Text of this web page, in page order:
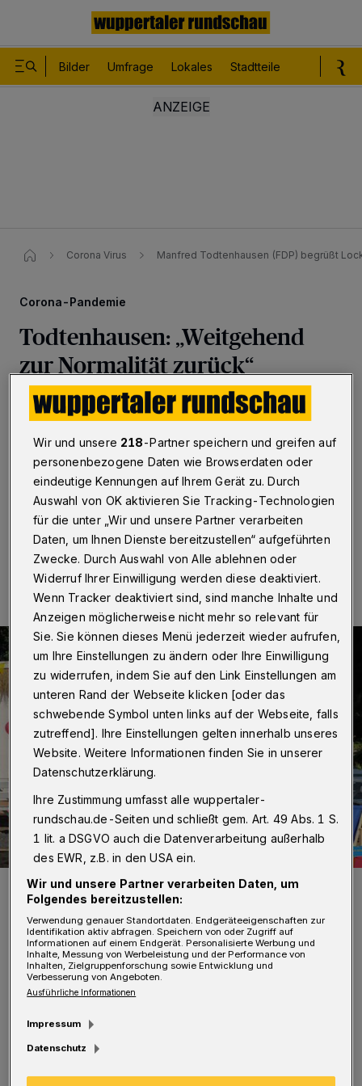
Bilder Umfrage Lokales Stadtteile
Corona Virus Manfred Todtenhausen (FDP) begrüßt
Corona-Pandemie
Todtenhausen: „Weitgehend
zur Normalität zurück“
Wuppertal ·Der Wuppertaler FDP-
Bundestagsabgeordnete Manfred Todtenhausen
unterstützt das am Freitag (18. März 2022) vom
Bundestag mit den Stimmen von SPD, Grünen und FDP
beschlossene Gesetz zur Änderung des
Infektionsschutzgesetzes und weiterer Vorschriften.
18.03.2022 , 15:00 Uhr Eine Minute Lesezeit
Manfred Todtenhausen (li.) mit FDP-Chef Christian Lindner (Bild aus
dem Wahlkampf im September 2021).
„Mit dem neuen Infektionsschutzgesetz
kehren wir weitgehend zur Normalität
Wir und unsere 218-Partner speichern und greifen auf
personenbezogene Daten wie Browserdaten oder
eindeutige Kennungen auf Ihrem Gerät zu. Durch
Auswahl von OK aktivieren Sie Tracking-Technologien
für die unter „Wir und unsere Partner verarbeiten
Daten, um Ihnen Dienste bereitzustellen“ aufgeführten
Zwecke. Durch Auswahl von Alle ablehnen oder
Widerruf Ihrer Einwilligung werden diese deaktiviert.
Wenn Tracker deaktiviert sind, sind manche Inhalte und
Anzeigen möglicherweise nicht mehr so relevant für
Sie. Sie können dieses Menü jederzeit wieder aufrufen,
um Ihre Einstellungen zu ändern oder Ihre Einwilligung
zu widerrufen, indem Sie auf den Link Einstellungen am
unteren Rand der Webseite klicken [oder das
schwebende Symbol unten links auf der Webseite, falls
zutreffend]. Ihre Einstellungen gelten innerhalb unseres
Website. Weitere Informationen finden Sie in unserer
Datenschutzerklärung.
Ihre Zustimmung umfasst alle wuppertaler-
rundschau.de-Seiten und schließt gem. Art. 49 Abs. 1 S.
1 lit. a DSGVO auch die Datenverarbeitung außerhalb
des EWR, z.B. in den USA ein.
Wir und unsere Partner verarbeiten Daten, um
Folgendes bereitzustellen:
Verwendung genauer Standortdaten. Endgeräteeigenschaften zur
Identifikation aktiv abfragen. Speichern von oder Zugriff auf
Informationen auf einem Endgerät. Personalisierte Werbung und
Inhalte, Messung von Werbeleistung und der Performance von
Inhalten, Zielgruppenforschung sowie Entwicklung und
Verbesserung von Angeboten.
Ausführliche Informationen
Impressum
Datenschutz